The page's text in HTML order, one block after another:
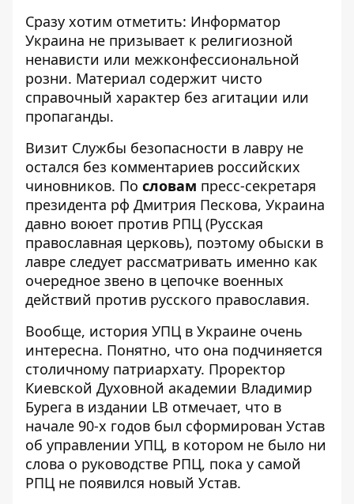
Сразу хотим отметить: Информатор
Украина не призывает к религиозной
ненависти или межконфессиональной
розни. Материал содержит чисто
справочный характер без агитации или
пропаганды.
Визит Службы безопасности в лавру не
остался без комментариев российских
чиновников. По словам пресс-секретаря
президента рф Дмитрия Пескова, Украина
давно воюет против РПЦ (Русская
православная церковь), поэтому обыски в
лавре следует рассматривать именно как
очередное звено в цепочке военных
действий против русского православия.
Вообще, история УПЦ в Украине очень
интересна. Понятно, что она подчиняется
столичному патриархату. Проректор
Киевской Духовной академии Владимир
Бурега в издании LB отмечает, что в
начале 90-х годов был сформирован Устав
об управлении УПЦ, в котором не было ни
слова о руководстве РПЦ, пока у самой
РПЦ не появился новый Устав.